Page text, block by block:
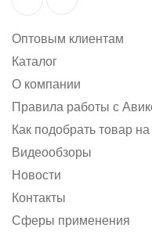
Оптовым клиентам
Каталог
О компании
Правила работы с
Как подобрать товар
Видеообзоры
Новости
Контакты
Сферы применения